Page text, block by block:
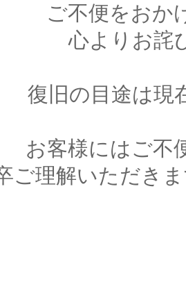
ご不便をおか
心よりお詫
復旧の目途は現
お客様にはご不
ご理解いただき